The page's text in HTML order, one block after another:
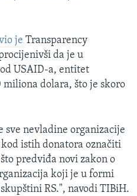
je Transparency
da je u
USAID-a, entitet
dolara, što je skoro
sve nevladine organizacije
istih donatora označiti
predviđa novi zakon o
koji je u formi
RS.", navodi TIBiH.